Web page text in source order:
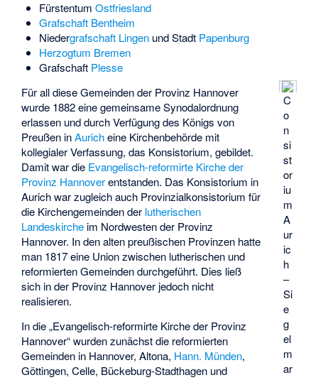
Fürstentum Ostfriesland
Grafschaft Bentheim
Niedergrafschaft Lingenund Stadt Papenburg
Herzogtum Bremen
Grafschaft Plesse
C
o
n
si
st
or
iu
m
A
ur
ic
h
–
Si
e
g
el
m
ar
Für all diese Gemeinden der Provinz Hannover
wurde 1882 eine gemeinsame Synodalordnung
erlassen und durch Verfügung des Königs von
Preußen inAuricheine Kirchenbehörde mit
kollegialer Verfassung, das Konsistorium, gebildet.
Damit war die Evangelisch-reformirte Kirche der
Provinz Hannoverentstanden. Das Konsistorium in
Aurich war zugleich auch Provinzialkonsistorium für
die Kirchengemeinden der lutherischen
Landeskirche im Nordwesten der Provinz
Hannover. In den alten preußischen Provinzen hatte
man 1817 eine Union zwischen lutherischen und
reformierten Gemeinden durchgeführt. Dies ließ
sich in der Provinz Hannover jedoch nicht
realisieren.
In die „Evangelisch-reformirte Kirche der Provinz
Hannover“ wurden zunächst die reformierten
Gemeinden in Hannover, Altona, Hann. Münden,
Göttingen, Celle, Bückeburg-Stadthagen und